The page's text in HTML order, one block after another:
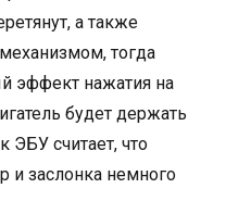
а также
тогда
эффект нажатия на
будет держать
считает, что
и заслонка немного